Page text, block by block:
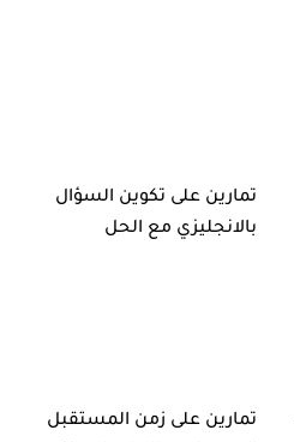
تمارين على تكوين السؤال
بالانجليزي مع الحل
تمارين على زمن المستقبل